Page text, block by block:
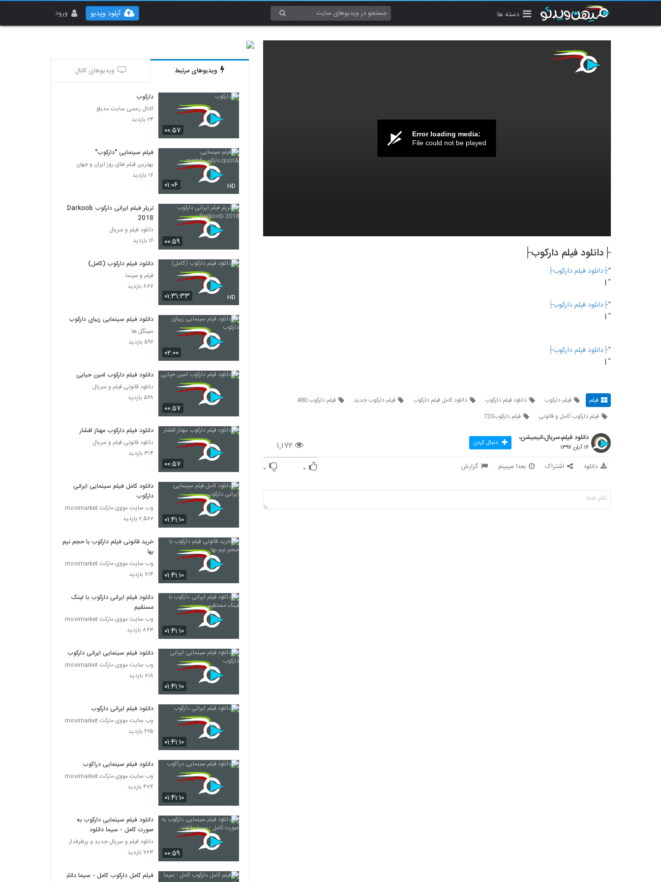
دسته ها ورود آپلود ویدیو
Error loading media:
File could not be played
├دانلود فیلم دارکوب├
"├دانلود فیلم دارکوب├
" |
"├دانلود فیلم دارکوب├
" |
"├دانلود فیلم دارکوب├
" |
فیلم فیلم دارکوب دانلود فیلم دارکوب دانلود کامل فیلم دارکوب فیلم دارکوب جدید
فیلم دارکوب 480
فیلم دارکوب کامل و قانونی
فیلم دارکوب720
۱,۱۷۲
دانلود فیلم،سریال،انیمیشن،
۱۶ آبان ۱۳۹۷ دنبال کردن
دانلود اشتراک بعدا میبینم گزارش ۰ ۰
ویدیوهای مرتبط ویدیوهای کانال
۰۰:۵۷
دارکوب
کانال رسمی سایت مدیلو
۲۴ بازدید
۰۱:۰۶ HD
فیلم سینمایی "دارکوب"
بهترین فیلم های روز ایران و جهان
۱۷ بازدید
۰۰:۵۹
تریلر فیلم ایرانی دارکوب Darkoob
2018
دانلود فیلم و سریال
۱۶ بازدید
۰۱:۳۱:۳۳ HD
دانلود فیلم دارکوب (کامل)
فیلم و سینما
۸۶۷ بازدید
۰۲:۰۰
دانلود فیلم سینمایی زیبای دارکوب
سینگل ها
۵۹۲ بازدید
۰۰:۵۷
دانلود فیلم دارکوب امین حیایی
دانلود قانونی فیلم و سریال
۵۶۸ بازدید
۰۰:۵۷
دانلود فیلم دارکوب مهناز افشار
دانلود قانونی فیلم و سریال
۳۱۴ بازدید
۰۱:۴۱:۱۰
دانلود کامل فیلم سینمایی ایرانی
دارکوب
وب سایت مووی مارکت movimarket
۲,۵۸۲ بازدید
۰۱:۴۱:۱۰
خرید قانونی فیلم دارکوب با حجم نیم
بها
وب سایت مووی مارکت movimarket
۷۱۴ بازدید
۰۱:۴۱:۱۰
دانلود فیلم ایرانی دارکوب با لینک
مستقیم
وب سایت مووی مارکت movimarket
۸۶۳ بازدید
۰۱:۴۱:۱۰
دانلود فیلم سینمایی ایرانی دارکوب
وب سایت مووی مارکت movimarket
۸۱۸ بازدید
۰۱:۴۱:۱۰
دانلود فیلم ایرانی دارکوب
وب سایت مووی مارکت movimarket
۶۲۵ بازدید
۰۱:۴۱:۱۰
دانلود فیلم سینمایی دراکوب
وب سایت مووی مارکت movimarket
۴۷۴ بازدید
۰۰:۵۹
دانلود فیلم سینمایی دارکوب به
صورت کامل - سیما دانلود
دانلود فیلم و سریال جدید و پرطرفدار
۷۲۳ بازدید
فیلم کامل دارکوب کامل - سیما دانلود